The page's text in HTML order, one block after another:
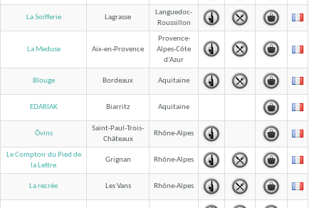
La Soifferie Lagrasse
Languedoc-
Roussillon
La Meduse Aix-en-Provence
Provence-
Alpes-Côte
d'Azur
Blouge Bordeaux Aquitaine
EDARIAK Biarritz Aquitaine
Ôvins
Saint-Paul-Trois-
Châteaux
Rhône-Alpes
Le Comptoir du Pied de
la Lettre
Grignan Rhône-Alpes
La recrée Les Vans Rhône-Alpes